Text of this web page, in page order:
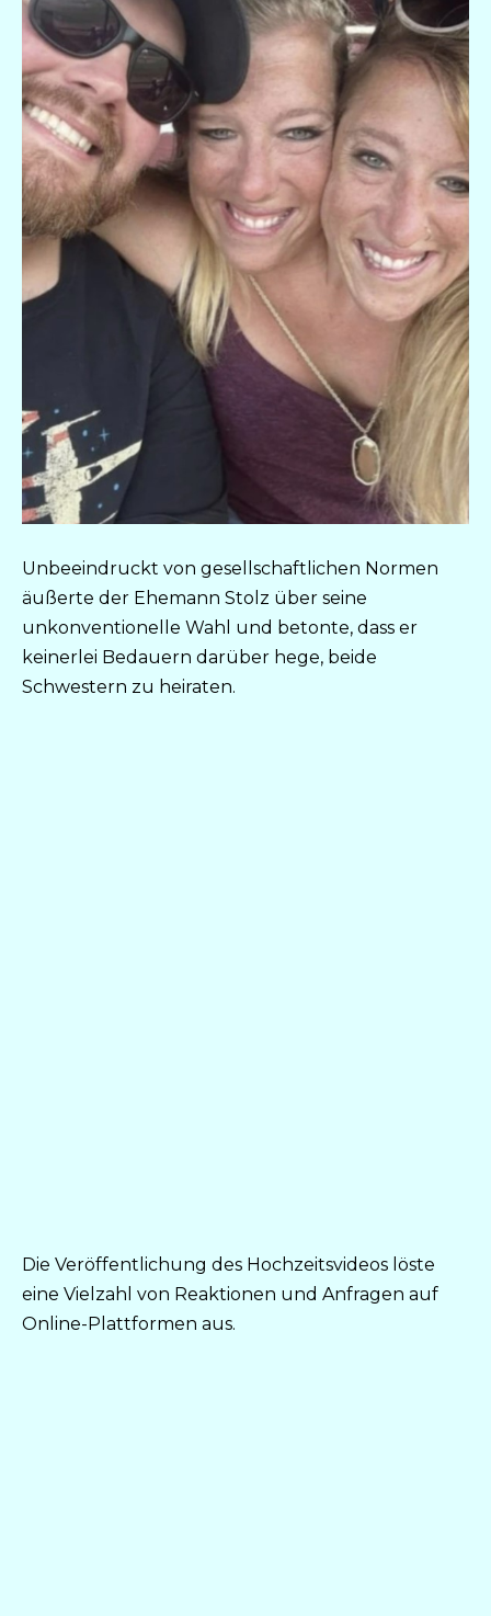
Unbeeindruckt von gesellschaftlichen Normen
äußerte der Ehemann Stolz über seine
unkonventionelle Wahl und betonte, dass er
keinerlei Bedauern darüber hege, beide
Schwestern zu heiraten.
Die Veröffentlichung des Hochzeitsvideos löste
eine Vielzahl von Reaktionen und Anfragen auf
Online-Plattformen aus.